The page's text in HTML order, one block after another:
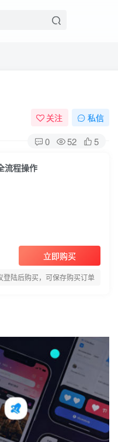
关注 私信
0 52 5
流程操作
立即购买
登陆后购买，可保存购买订单